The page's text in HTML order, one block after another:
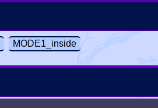
MODE1_inside